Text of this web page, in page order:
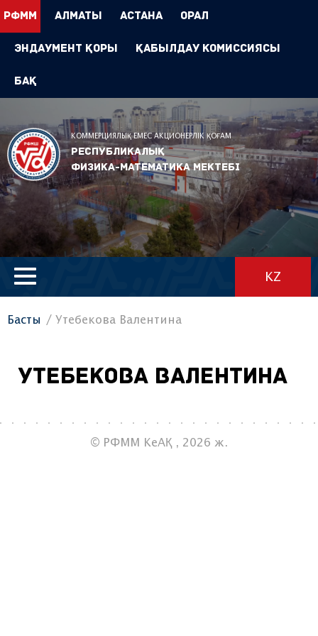
РФММ Алматы Астана Орал
Эндаумент Қоры Қабылдау комиссиясы
БАҚ
КОММЕРЦИЯЛЫҚ ЕМЕС АКЦИОНЕРЛІК ҚОҒАМ
Республикалық
физика-математика мектебі
KZ
Басты Утебекова Валентина
Утебекова Валентина
© РФММ КеАҚ , 2026 ж.